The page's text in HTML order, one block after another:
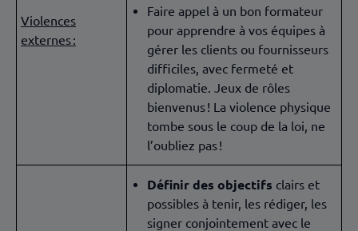
Violences
externes :
Faire appel à un bon formateur
pour apprendre à vos équipes à
gérer les clients ou fournisseurs
difficiles, avec fermeté et
diplomatie. Jeux de rôles
bienvenus ! La violence physique
tombe sous le coup de la loi, ne
l’oubliez pas !
Définir des objectifs clairs et
possibles à tenir, les rédiger, les
signer conjointement avec le